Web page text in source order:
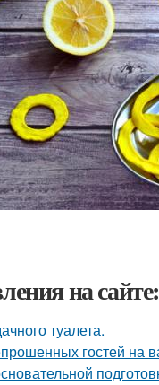
на сайте:
туалета.
гостей на